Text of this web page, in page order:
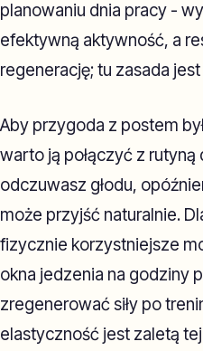
planowaniu dnia pracy -
efektywną aktywność, a
regenerację; tu zasada
Aby przygoda z postem
warto ją połączyć z rutyną
odczuwasz głodu,
może przyjść naturalnie.
fizycznie korzystniejsze
okna jedzenia na godziny
zregenerować siły po
elastyczność jest zaletą